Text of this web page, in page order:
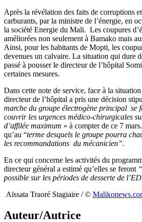
Après la révélation des faits de corruptions
carburants, par la ministre de l’énergie, en
la société Energie du Mali. Les coupures
améliorées non seulement à Bamako mais
Ainsi, pour les habitants de Mopti, les
devenues un calvaire. La situation qui dure
passé à pousser le directeur de l’hôpital
certaines mesures.
Dans cette note de service, face à la
directeur de l’hôpital a pris une décision
marche du groupe électrogène principal se
couvrir les urgences médico-chirurgicales
d’affilée maximum » à compter de ce 7
qu’au “terme desquels le groupe pourra
les recommandations du mécanicien”.
En ce qui concerne les activités du
directeur général a estimé qu’elles se feront
possible sur les périodes de desserte de
Aïssata Traoré Stagiaire / ©️
Auteur/Autrice